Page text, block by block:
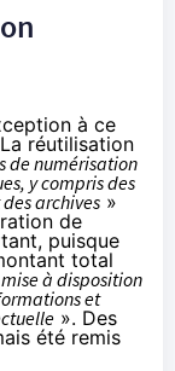
à ce
réutilisation
de numérisation
y compris des
archives »
de
puisque
total
à disposition
et
». Des
été remis